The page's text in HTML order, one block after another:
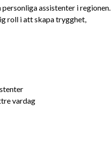
assistenter i regionen.
roll i att skapa trygghet,
vardag